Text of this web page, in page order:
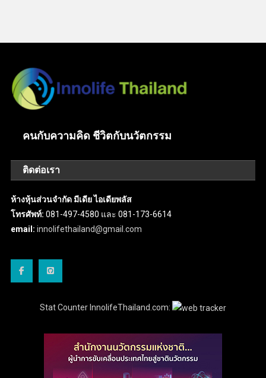
คนกับความคิด ชีวิตกับนวัตกรรม
ติดต่อเรา
ห้างหุ้นส่วนจำกัด มีเดีย ไอเดียพลัส
โทรศัพท์: 081-497-4580 และ 081-173-6614
email: innolifethailand@gmail.com
Stat Counter InnolifeThailand.com: